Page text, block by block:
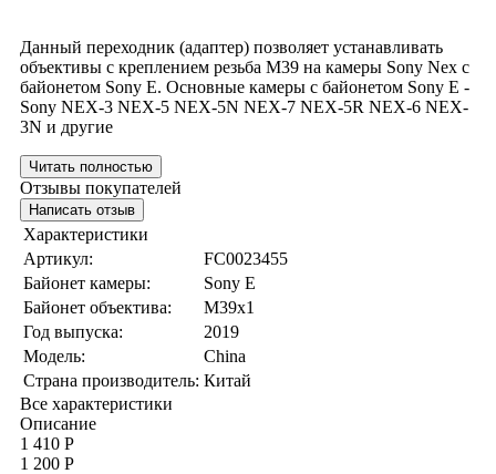
Данный переходник (адаптер) позволяет устанавливать
объективы с креплением резьба М39 на камеры Sony Nex с
байонетом Sony E. Основные камеры с байонетом Sony E -
Sony NEX-3 NEX-5 NEX-5N NEX-7 NEX-5R NEX-6 NEX-
3N и другие
Читать полностью
Отзывы покупателей
Написать отзыв
Характеристики
Артикул:
FC0023455
Байонет камеры:
Sony E
Байонет объектива:
M39x1
Год выпуска:
2019
Модель:
China
Страна производитель: Китай
Все характеристики
Описание
1 410 Р
1 200 Р